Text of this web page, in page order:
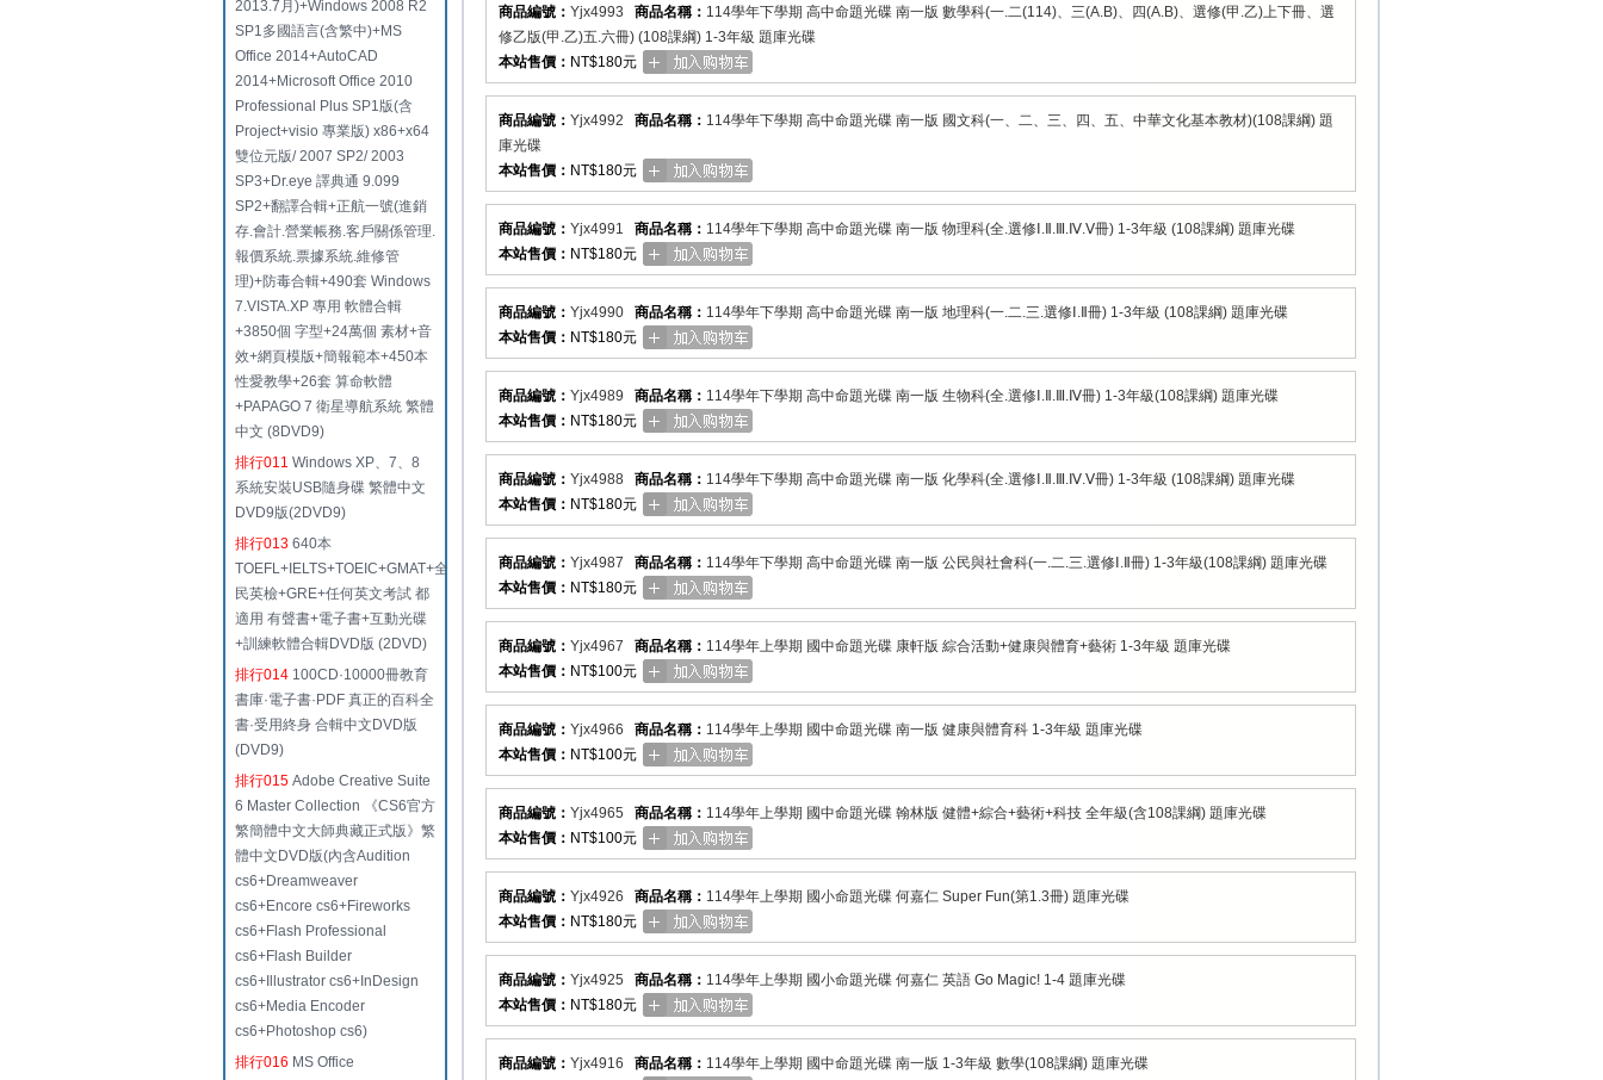
2013.7月)+Windows 2008 R2
SP1多國語言(含繁中)+MS
Office 2014+AutoCAD
2014+Microsoft Office 2010
Professional Plus SP1版(含
Project+visio 專業版) x86+x64
雙位元版/ 2007 SP2/ 2003
SP3+Dr.eye 譯典通 9.099
SP2+翻譯合輯+正航一號(進銷
存.會計.營業帳務.客戶關係管理.
報價系統.票據系統.維修管
理)+防毒合輯+490套 Windows
7.VISTA.XP 專用 軟體合輯
+3850個 字型+24萬個 素材+音
效+網頁模版+簡報範本+450本
性愛教學+26套 算命軟體
+PAPAGO 7 衛星導航系統 繁體
中文 (8DVD9)
排行011 Windows XP、7、8
系統安裝USB隨身碟 繁體中文
DVD9版(2DVD9)
排行013 640本
TOEFL+IELTS+TOEIC+GMAT+全
民英檢+GRE+任何英文考試 都
適用 有聲書+電子書+互動光碟
+訓練軟體合輯DVD版 (2DVD)
排行014 100CD·10000冊教育
書庫·電子書·PDF 真正的百科全
書·受用終身 合輯中文DVD版
(DVD9)
排行015 Adobe Creative Suite
6 Master Collection 《CS6官方
繁簡體中文大師典藏正式版》繁
體中文DVD版(內含Audition
cs6+Dreamweaver
cs6+Encore cs6+Fireworks
cs6+Flash Professional
cs6+Flash Builder
cs6+Illustrator cs6+InDesign
cs6+Media Encoder
cs6+Photoshop cs6)
排行016 MS Office
商品編號： Yjx4993 商品名稱： 114學年下學期 高中命題光碟 南一版 數學科(一.二(114)、三(A.B)、四(A.B)、選修(甲.乙)上下冊、選
修乙版(甲.乙)五.六冊) (108課綱) 1-3年級 題庫光碟
本站售價： NT$180元
商品編號： Yjx4992 商品名稱： 114學年下學期 高中命題光碟 南一版 國文科(一、二、三、四、五、中華文化基本教材)(108課綱) 題
庫光碟
本站售價： NT$180元
商品編號： Yjx4991 商品名稱： 114學年下學期 高中命題光碟 南一版 物理科(全.選修Ⅰ.Ⅱ.Ⅲ.Ⅳ.Ⅴ冊) 1-3年級 (108課綱) 題庫光碟
本站售價： NT$180元
商品編號： Yjx4990 商品名稱： 114學年下學期 高中命題光碟 南一版 地理科(一.二.三.選修Ⅰ.Ⅱ冊) 1-3年級 (108課綱) 題庫光碟
本站售價： NT$180元
商品編號： Yjx4989 商品名稱： 114學年下學期 高中命題光碟 南一版 生物科(全.選修Ⅰ.Ⅱ.Ⅲ.Ⅳ冊) 1-3年級(108課綱) 題庫光碟
本站售價： NT$180元
商品編號： Yjx4988 商品名稱： 114學年下學期 高中命題光碟 南一版 化學科(全.選修Ⅰ.Ⅱ.Ⅲ.Ⅳ.Ⅴ冊) 1-3年級 (108課綱) 題庫光碟
本站售價： NT$180元
商品編號： Yjx4987 商品名稱： 114學年下學期 高中命題光碟 南一版 公民與社會科(一.二.三.選修Ⅰ.Ⅱ冊) 1-3年級(108課綱) 題庫光碟
本站售價： NT$180元
商品編號： Yjx4967 商品名稱： 114學年上學期 國中命題光碟 康軒版 綜合活動+健康與體育+藝術 1-3年級 題庫光碟
本站售價： NT$100元
商品編號： Yjx4966 商品名稱： 114學年上學期 國中命題光碟 南一版 健康與體育科 1-3年級 題庫光碟
本站售價： NT$100元
商品編號： Yjx4965 商品名稱： 114學年上學期 國中命題光碟 翰林版 健體+綜合+藝術+科技 全年級(含108課綱) 題庫光碟
本站售價： NT$100元
商品編號： Yjx4926 商品名稱： 114學年上學期 國小命題光碟 何嘉仁 Super Fun(第1.3冊) 題庫光碟
本站售價： NT$180元
商品編號： Yjx4925 商品名稱： 114學年上學期 國小命題光碟 何嘉仁 英語 Go Magic! 1-4 題庫光碟
本站售價： NT$180元
商品編號： Yjx4916 商品名稱： 114學年上學期 國中命題光碟 南一版 1-3年級 數學(108課綱) 題庫光碟